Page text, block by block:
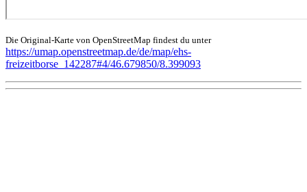
Die Original-Karte von OpenStreetMap findest du unter
https://umap.openstreetmap.de/de/map/ehs-
freizeitborse_142287#4/46.679850/8.399093